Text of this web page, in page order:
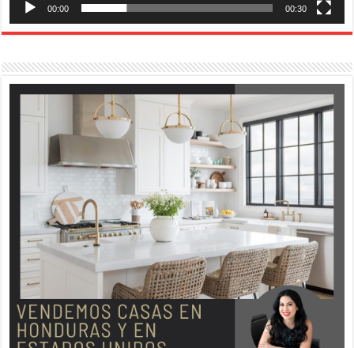
00:00 00:30